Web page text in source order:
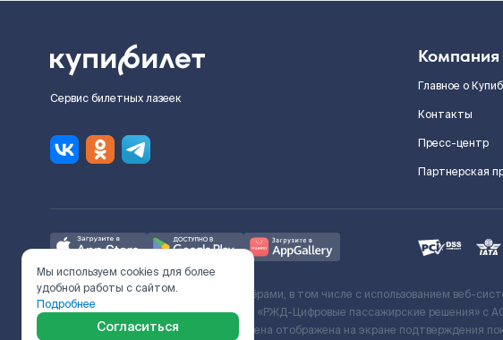
Сервис билетных лазеек
Компания
Главное о
Контакты
Пресс-центр
Партнерская
Ж/Д билеты предоставляются партнёрами, в том числе с использованием веб-
с Поставщиком услуг и Договора ООО «РЖД-Цифровые пассажирские решения»
включает сервисный сбор. Итоговая цена отображена на экране подтверждения
Мы используем cookies для более
удобной работы с сайтом.
Подробнее
Согласиться